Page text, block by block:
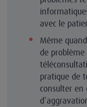
avec le
Même
de
pratique de
consulter en